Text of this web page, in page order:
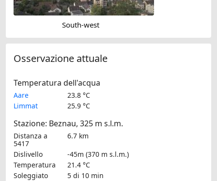
South-west
Osservazione attuale
Temperatura dell'acqua
Aare
23.8 °C
Limmat
25.9 °C
Stazione: Beznau, 325 m s.l.m.
Distanza a
5417
6.7 km
Dislivello
-45m (370 m s.l.m.)
Temperatura
21.4 °C
Soleggiato
5 di 10 min